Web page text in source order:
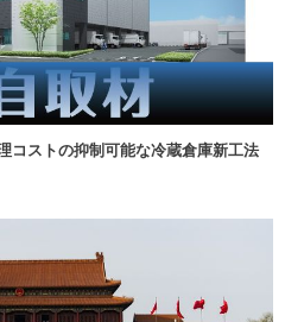
コストの抑制可能な冷蔵倉庫新工法